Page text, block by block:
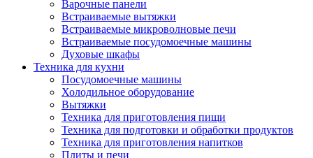
Варочные панели
Встраиваемые вытяжки
Встраиваемые микроволновые печи
Встраиваемые посудомоечные машины
Духовые шкафы
Техника для кухни
Посудомоечные машины
Холодильное оборудование
Вытяжки
Техника для приготовления пищи
Техника для подготовки и обработки продуктов
Техника для приготовления напитков
Плиты и печи